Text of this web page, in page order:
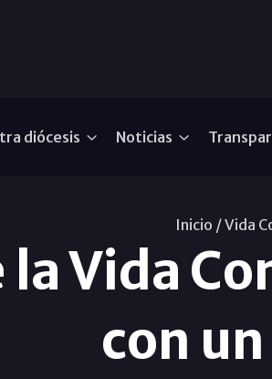
diócesis Noticias
Inicio /Vida
la Vida
con